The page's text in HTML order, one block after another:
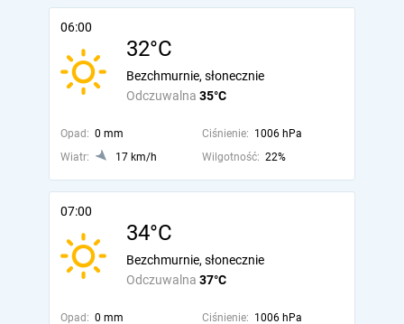
06:00
32°C
Odczuwalna 35°C
Bezchmurnie, słonecznie
Opad: 0 mm Ciśnienie: 1006 hPa
Wiatr:
17 km/h Wilgotność: 22%
07:00
34°C
Odczuwalna 37°C
Bezchmurnie, słonecznie
Opad: 0 mm Ciśnienie: 1006 hPa